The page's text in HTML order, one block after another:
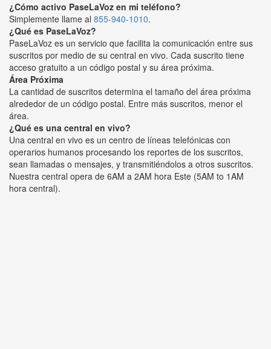
¿Cómo activo PaseLaVoz en mi teléfono?
Simplemente llame al 855-940-1010.
¿Qué es PaseLaVoz?
PaseLaVoz es un servicio que facilita la comunicación entre sus
suscritos por medio de su central en vivo. Cada suscrito tiene
acceso gratuito a un código postal y su área próxima.
Área Próxima
La cantidad de suscritos determina el tamaño del área próxima
alrededor de un código postal. Entre más suscritos, menor el
área.
¿Qué es una central en vivo?
Una central en vivo es un centro de líneas telefónicas con
operarios humanos procesando los reportes de los suscritos,
sean llamadas o mensajes, y transmitiéndolos a otros suscritos.
Nuestra central opera de 6AM a 2AM hora Este (5AM to 1AM
hora central).